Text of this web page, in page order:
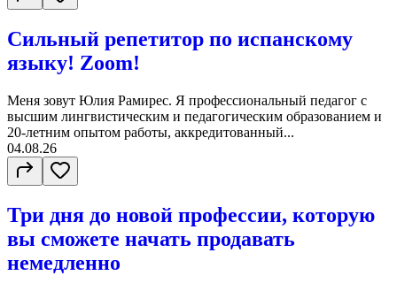
Сильный репетитор по испанскому
языку! Zoom!
Меня зовут Юлия Рамирес. Я профессиональный педагог с
высшим лингвистическим и педагогическим образованием и
20-летним опытом работы, аккредитованный...
04.08.26
Три дня до новой профессии, которую
вы сможете начать продавать
немедленно